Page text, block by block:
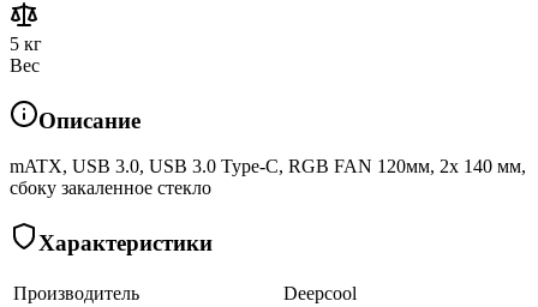
5 кг
Вес
Описание
mATX, USB 3.0, USB 3.0 Type-C, RGB FAN 120мм, 2x 140 мм,
сбоку закаленное стекло
Характеристики
Производитель
Deepcool